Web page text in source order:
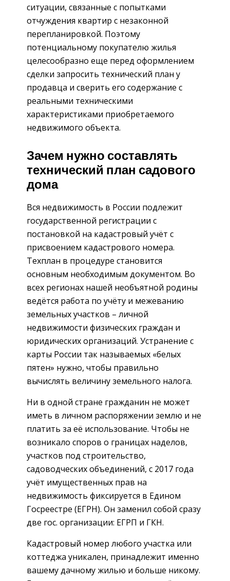
ситуации, связанные с попытками
отчуждения квартир с незаконной
перепланировкой. Поэтому
потенциальному покупателю жилья
целесообразно еще перед оформлением
сделки запросить технический план у
продавца и сверить его содержание с
реальными техническими
характеристиками приобретаемого
недвижимого объекта.
Зачем нужно составлять
технический план садового
дома
Вся недвижимость в России подлежит
государственной регистрации с
постановкой на кадастровый учёт с
присвоением кадастрового номера.
Техплан в процедуре становится
основным необходимым документом. Во
всех регионах нашей необъятной родины
ведётся работа по учёту и межеванию
земельных участков – личной
недвижимости физических граждан и
юридических организаций. Устранение с
карты России так называемых «белых
пятен» нужно, чтобы правильно
вычислять величину земельного налога.
Ни в одной стране гражданин не может
иметь в личном распоряжении землю и не
платить за её использование. Чтобы не
возникало споров о границах наделов,
участков под строительство,
садоводческих объединений, с 2017 года
учёт имущественных прав на
недвижимость фиксируется в Едином
Госреестре (ЕГРН). Он заменил собой сразу
две гос. организации: ЕГРП и ГКН.
Кадастровый номер любого участка или
коттеджа уникален, принадлежит именно
вашему дачному жилью и больше никому.